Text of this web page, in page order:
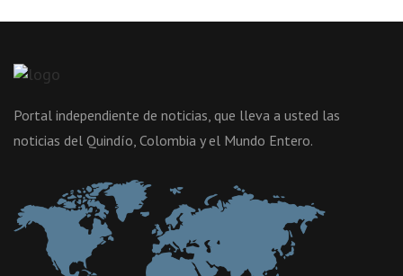
Portal independiente de noticias, que lleva a usted las
noticias del Quindío, Colombia y el Mundo Entero.